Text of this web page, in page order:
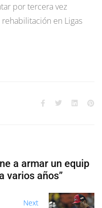
por tercera vez
en Ligas
a armar un equip
varios años”
Next